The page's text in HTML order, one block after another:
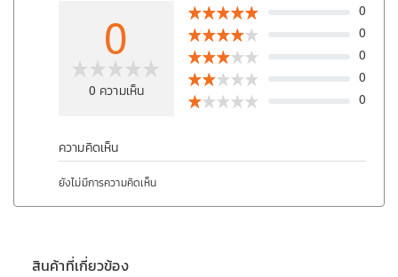
0
0 ความเห็น
0
0
0
0
0
ความคิดเห็น
ยังไม่มีการความคิดเห็น
สินค้าที่เกี่ยวข้อง